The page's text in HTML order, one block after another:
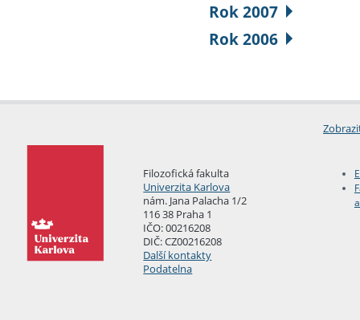
Rok 2007
Rok 2006
Filozofická fakulta
Univerzita Karlova
nám. Jana Palacha 1/2
116 38 Praha 1
IČO: 00216208
DIČ: CZ00216208
Další kontakty
Podatelna